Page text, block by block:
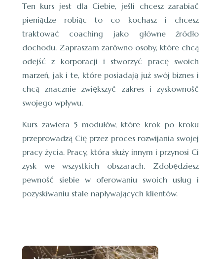
Ten kurs jest dla Ciebie, jeśli chcesz zarabiać
pieniądze robiąc to co kochasz i chcesz
traktować coaching jako główne źródło
dochodu. Zapraszam zarówno osoby, które chcą
odejść z korporacji i stworzyć pracę swoich
marzeń, jak i te, które posiadają już swój biznes i
chcą znacznie zwiększyć zakres i zyskowność
swojego wpływu.
Kurs zawiera 5 modułów, które krok po kroku
przeprowadzą Cię przez proces rozwijania swojej
pracy życia. Pracy, która służy innym i przynosi Ci
zysk we wszystkich obszarach. Zdobędziesz
pewność siebie w oferowaniu swoich usług i
pozyskiwaniu stale napływających klientów.